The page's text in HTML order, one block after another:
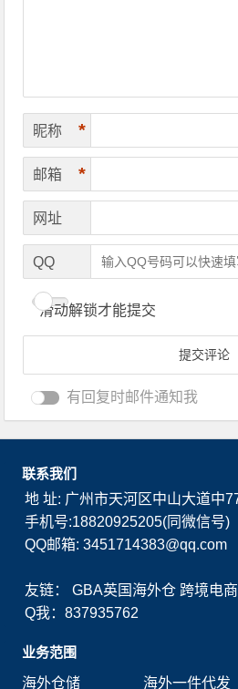
昵称 *
邮箱 *
网址
QQ
滑动解锁才能提交
有回复时邮件通知我
联系我们
地 址: 广州市天河区中山大道中
手机号:18820925205(同微信号)
QQ邮箱: 3451714383@qq.com
友链：GBA英国海外仓 跨境电
Q我：837935762
业务范围
海外仓储
海外一件代发